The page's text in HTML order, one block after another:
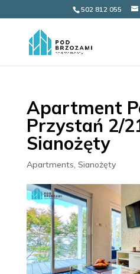
502 812 055
Apartment
Przystań 2/
Sianożęty
Apartments, Sianożęty